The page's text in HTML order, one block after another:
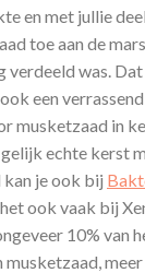
en met jullie
toe aan de
was. Dat
een
musketzaad in
echte kerst
je ook bij
ook vaak bij
10% van
musketzaad,